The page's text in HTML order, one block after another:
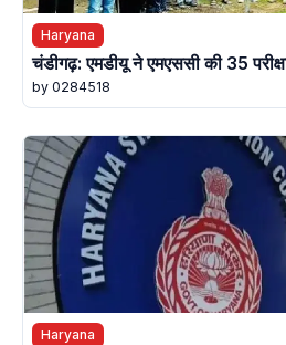
Haryana
चंडीगढ़: एमडीयू ने एमएससी की 35
by 0284518
Haryana